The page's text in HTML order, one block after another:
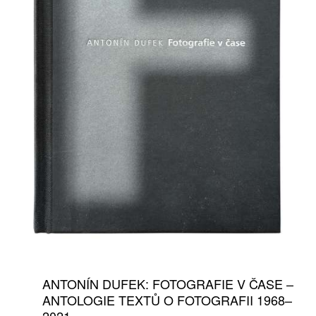
ANTONÍN DUFEK: FOTOGRAFIE V ČASE –
ANTOLOGIE TEXTŮ O FOTOGRAFII 1968–